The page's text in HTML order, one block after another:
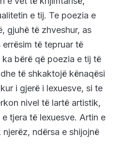
e tij. Te poezia e
gjuhë të zhveshur, as
të tepruar të
bërë që poezia e tij të
të shkaktojë kënaqësi
i gjerë i lexuesve, si te
nivel të lartë artistik,
tjera të lexuesve. Artin e
ndërsa e shijojnë